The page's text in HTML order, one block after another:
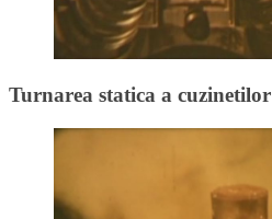
Turnarea statica a cuzinetilor